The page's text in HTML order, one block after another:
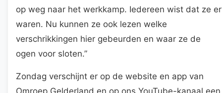
op weg naar het werkkamp. Iedereen wist dat ze er
waren. Nu kunnen ze ook lezen welke
verschrikkingen hier gebeurden en waar ze de
ogen voor sloten.”
Zondag verschijnt er op de website en app van
Omroep Gelderland en op ons YouTube-kanaal een